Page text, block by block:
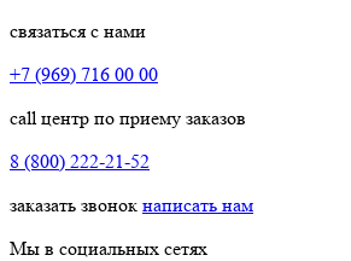
связаться с нами
+7 (969) 716 00 00
call центр по приему заказов
8 (800) 222-21-52
заказать звонок написать нам
Мы в социальных сетях